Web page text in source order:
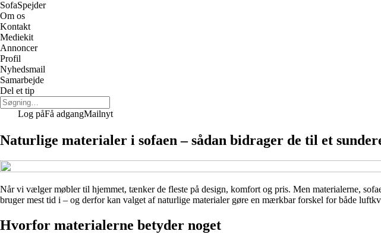
SofaSpejder
Om os
Kontakt
Mediekit
Annoncer
Profil
Nyhedsmail
Samarbejde
Del et tip
Log påFå adgangMailnyt
Naturlige materialer i sofaen – sådan bidrager de til et
Når vi vælger møbler til hjemmet, tænker de fleste på design, komfort og pris. Men materialerne,
bruger mest tid i – og derfor kan valget af naturlige materialer gøre en mærkbar forskel for både
Hvorfor materialerne betyder noget